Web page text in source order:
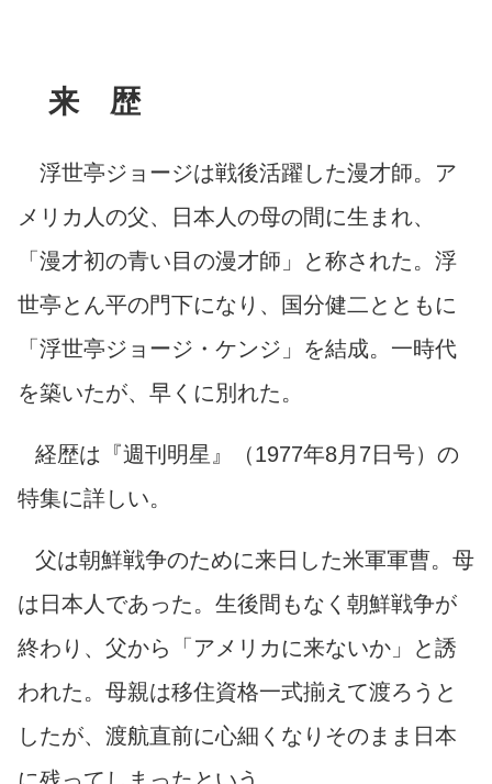
来 歴
浮世亭ジョージは戦後活躍した漫才師。ア
メリカ人の父、日本人の母の間に生まれ、
「漫才初の青い目の漫才師」と称された。浮
世亭とん平の門下になり、国分健二とともに
「浮世亭ジョージ・ケンジ」を結成。一時代
を築いたが、早くに別れた。
経歴は『週刊明星』（1977年8月7日号）の
特集に詳しい。
父は朝鮮戦争のために来日した米軍軍曹。母
は日本人であった。生後間もなく朝鮮戦争が
終わり、父から「アメリカに来ないか」と誘
われた。母親は移住資格一式揃えて渡ろうと
したが、渡航直前に心細くなりそのまま日本